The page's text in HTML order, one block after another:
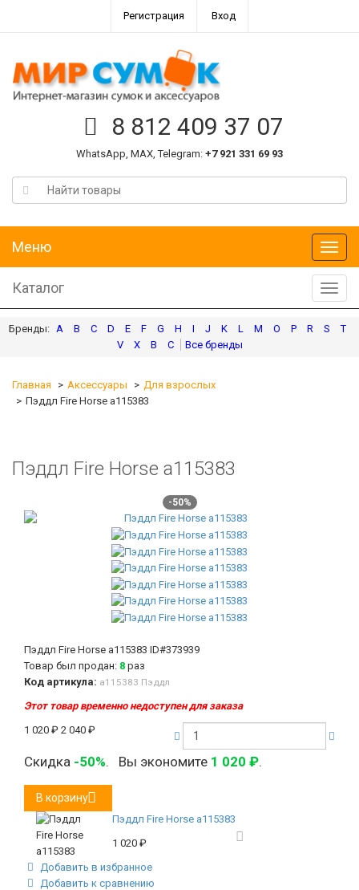
Регистрация Вход
8 812 409 37 07
WhatsApp, MAX, Telegram: +7 921 331 69 93
Меню
Меню
Каталог
A B C D E F G H I J K L M O P R S
T
V
X В С
Главная Аксессуары
Для взрослых
Пэддл Fire Horse а115383
Пэддл Fire Horse а115383
-50%
Пэддл Fire Horse а115383 ID#373939
Товар был продан: 8 раз
Код артикула: а115383 Пэддл
Этот товар временно недоступен для заказа
1 020 ₽ 2 040 ₽
Скидка -50%. Вы экономите 1 020 ₽.
В корзину
Пэддл Fire Horse а115383
1 020 ₽
Добавить в избранное
Добавить к сравнению